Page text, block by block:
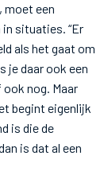
moet een
situaties. “Er
als het gaat om
je daar ook een
nog. Maar
begint eigenlijk
is die de
is dat al een